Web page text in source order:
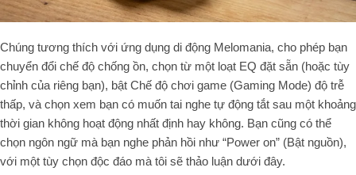
Chúng tương thích với ứng dụng di động Melomania, cho phép bạn
chuyển đổi chế độ chống ồn, chọn từ một loạt EQ đặt sẵn (hoặc tùy
chỉnh của riêng bạn), bật Chế độ chơi game (Gaming Mode) độ trễ
thấp, và chọn xem bạn có muốn tai nghe tự động tắt sau một khoảng
thời gian không hoạt động nhất định hay không. Bạn cũng có thể
chọn ngôn ngữ mà bạn nghe phản hồi như “Power on” (Bật nguồn),
với một tùy chọn độc đáo mà tôi sẽ thảo luận dưới đây.